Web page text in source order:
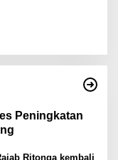
Peningkatan
Ritonga kembali